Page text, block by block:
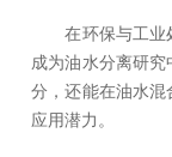
在环保与工业
成为油水分离研
分，还能在油水混
应用潜力。